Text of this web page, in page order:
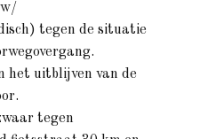
tegen de situatie
het uitblijven van de
tegen